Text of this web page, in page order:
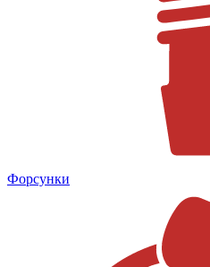
Форсунки